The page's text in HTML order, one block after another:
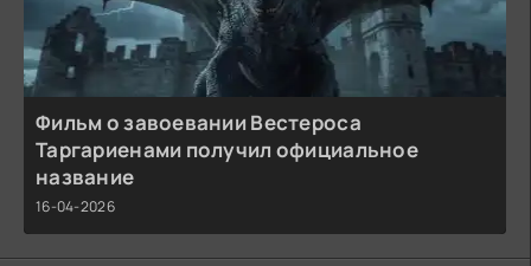
Фильм о завоевании Вестероса
Таргариенами получил официальное
название
16-04-2026